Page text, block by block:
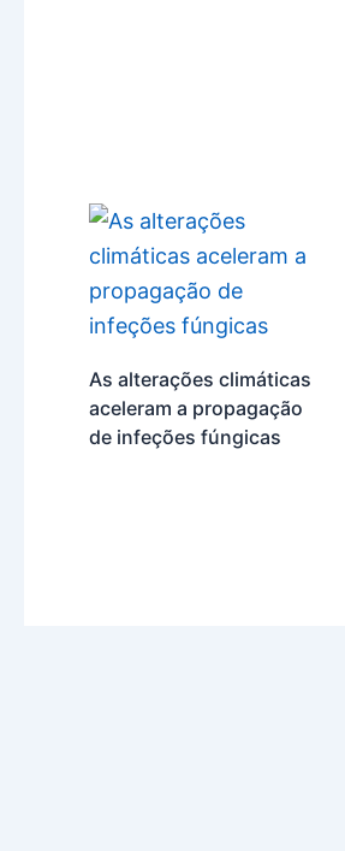
As alterações climáticas
aceleram a propagação
de infeções fúngicas